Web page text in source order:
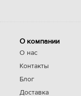
О компании
О нас
Контакты
Блог
Доставка